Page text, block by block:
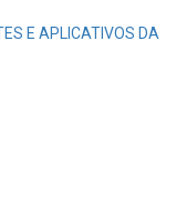
E APLICATIVOS DA